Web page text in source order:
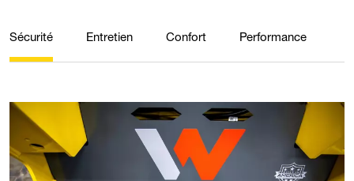
Sécurité Entretien Confort Performance